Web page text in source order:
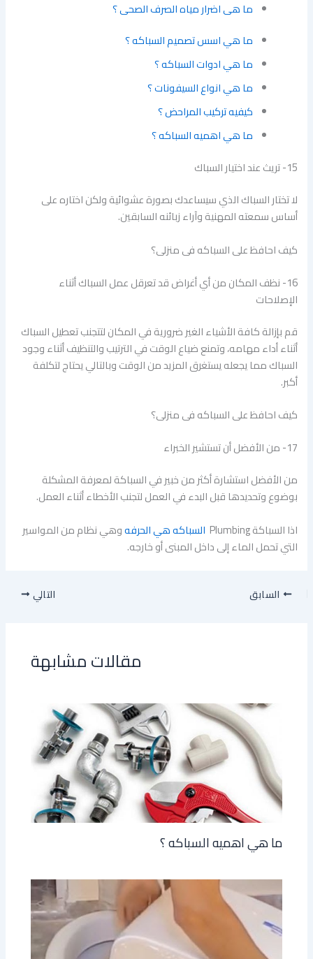
ما هى اضرار مياه الصرف الصحى ؟
ما هي اسس تصميم السباكه ؟
ما هي ادوات السباكه ؟
ما هي انواع السيفونات ؟
كيفيه تركيب المراحض ؟
ما هي اهميه السباكه ؟
15- تريث عند اختيار السباك
لا تختار السباك الذي سيساعدك بصورة عشوائية ولكن اختاره على
أساس سمعته المهنية وآراء زبائنه السابقين.
كيف احافظ على السباكه فى منزلى؟
16- نظف المكان من أي أغراض قد تعرقل عمل السباك أثناء
الإصلاحات
قم بإزالة كافة الأشياء الغير ضرورية في المكان لتتجنب تعطيل السباك
أثناء أداء مهامه، وتمنع ضياع الوقت في الترتيب والتنظيف أثناء وجود
السباك مما يجعله يستغرق المزيد من الوقت وبالتالي يحتاج لتكلفة
أكبر.
كيف احافظ على السباكه فى منزلى؟
17- من الأفضل أن تستشير الخبراء
من الأفضل استشارة أكثر من خبير في السباكة لمعرفة المشكلة
بوضوع وتحديدها قبل البدء في العمل لتجنب الأخطاء أثناء العمل.
اذا السباكة Plumbing
السباكه هي الحرفهوهي نظام من المواسير
التي تحمل الماء إلى داخل المبنى أو خارجه.
السابق التالي
مقالات مشابهة
ما هي اهميه السباكه ؟